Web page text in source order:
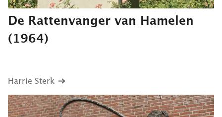
De Rattenvanger van Hamelen
(1964)
Harrie Sterk